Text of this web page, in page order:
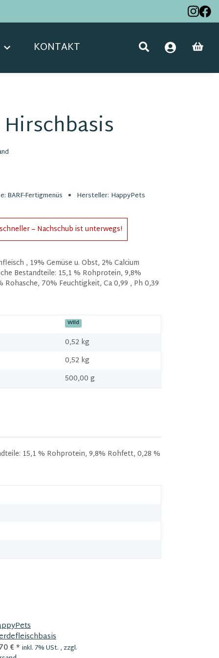
KONTAKT
BARF-Fertigmenüs Hersteller: HappyPets
– Nachschub ist unterwegs!
, 19% Gemüse u. Obst, 2% Calcium
Bestandteile: 15,1 % Rohprotein, 9,8%
70% Feuchtigkeit, Ca 0,99 , Ph 0,39
Wild
0,52 kg
0,52 kg
500,00 g
15,1 % Rohprotein, 9,8% Rohfett, 0,28 %
€* inkl. 7% USt. , zzgl.